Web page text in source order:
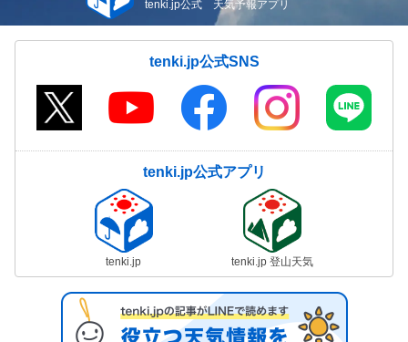
tenki.jp公式 天気予報アプリ
tenki.jp公式SNS
tenki.jp公式アプリ
tenki.jp tenki.jp 登山天気